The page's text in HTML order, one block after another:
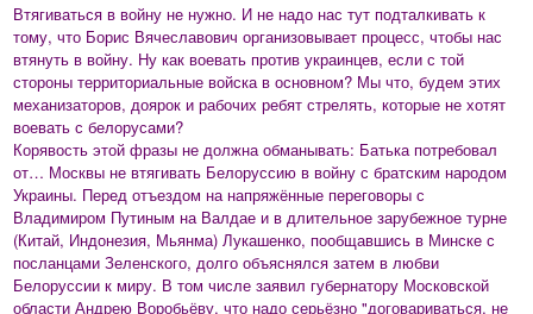
Втягиваться в войну не нужно. И не надо нас тут подталкивать к
тому, что Борис Вячеславович организовывает процесс, чтобы нас
втянуть в войну. Ну как воевать против украинцев, если с той
стороны территориальные войска в основном? Мы что, будем этих
механизаторов, доярок и рабочих ребят стрелять, которые не хотят
воевать с белорусами?
Корявость этой фразы не должна обманывать: Батька потребовал
от… Москвы не втягивать Белоруссию в войну с братским народом
Украины. Перед отъездом на напряжённые переговоры с
Владимиром Путиным на Валдае и в длительное зарубежное турне
(Китай, Индонезия, Мьянма) Лукашенко, пообщавшись в Минске с
посланцами Зеленского, долго объяснялся затем в любви
Белоруссии к миру. В том числе заявил губернатору Московской
области Андрею Воробьёву, что надо серьёзно "договариваться, не